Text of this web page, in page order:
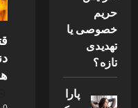
حریم
خصوصی یا
تهدیدی
تازه؟
پارا